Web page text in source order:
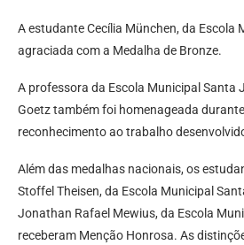
A estudante Cecília München, da Escola
agraciada com a Medalha de Bronze.
A professora da Escola Municipal Santa
Goetz também foi homenageada
reconhecimento ao trabalho
Além das medalhas nacionais, os
Stoffel Theisen, da Escola Municipal
Jonathan Rafael Mewius, da Escola
receberam Menção Honrosa. As